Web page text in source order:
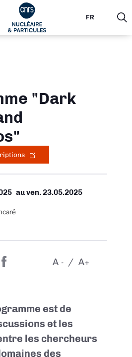
FR
"Dark
auven. 23.05.2025
-
A +
A
est de
et les
les chercheurs
des